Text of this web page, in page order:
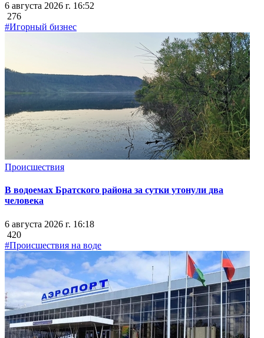
6 августа 2026 г. 16:52
276
#Игорный бизнес
Происшествия
В водоемах Братского района за сутки утонули два
человека
6 августа 2026 г. 16:18
420
#Происшествия на воде